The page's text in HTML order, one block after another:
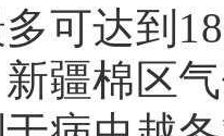
可达到
疆棉区